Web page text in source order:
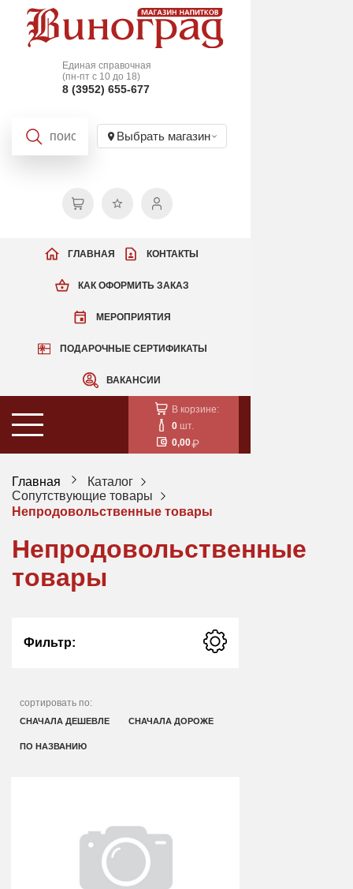
Единая справочная
(пн-пт с 10 до 18)
8 (3952) 655-677
Выбрать магазин
КАК ОФОРМИТЬ ЗАКАЗ
МЕРОПРИЯТИЯ
ПОДАРОЧНЫЕ СЕРТИФИКАТЫ
ВАКАНСИИ
ГЛАВНАЯ КОНТАКТЫ
В корзине:
0 шт.
0,00
Главная
Каталог
Сопутствующие товары
Непродовольственные товары
Непродовольственные
товары
Фильтр:
сортировать по:
СНАЧАЛА ДЕШЕВЛЕ СНАЧАЛА ДОРОЖЕ
ПО НАЗВАНИЮ